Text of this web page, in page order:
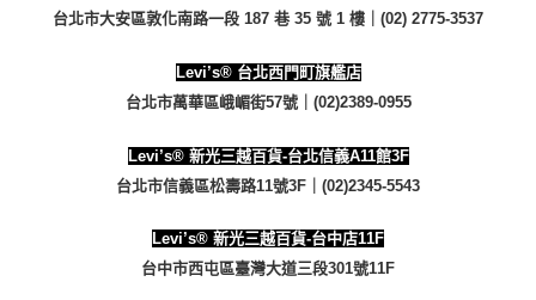
台北市大安區敦化南路一段 187 巷 35 號 1 樓｜(02) 2775-3537
Levi’s® 台北西門町旗艦店
台北市萬華區峨嵋街57號｜(02)2389-0955
Levi’s® 新光三越百貨-台北信義A11館3F
台北市信義區松壽路11號3F｜(02)2345-5543
Levi’s® 新光三越百貨-台中店11F
台中市西屯區臺灣大道三段301號11F